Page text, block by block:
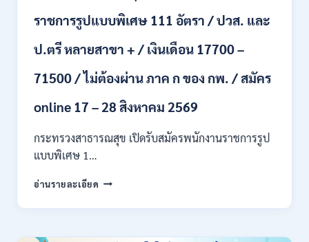
ราชการรูปแบบพิเศษ 111 อัตรา / ปวส. และ
ป.ตรี หลายสาขา + / เงินเดือน 17700 –
71500 / ไม่ต้องผ่าน ภาค ก ของ กพ. / สมัคร
online 17 – 28 สิงหาคม 2569
กระทรวงสาธารณสุข เปิดรับสมัครพนักงานราชการรูป
แบบพิเศษ 1…
อ่านรายละเอียด กระทรวง
เปิด
สมัคร